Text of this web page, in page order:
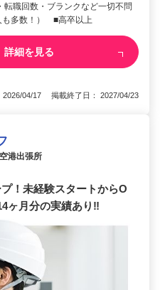
職回数・ブランクなど一切不問
も多数！） ■高卒以上
詳細を見る
2026/04/17 掲載終了日： 2027/04/23
港出張所
！未経験スタートからO
ヶ月分の実績あり‼